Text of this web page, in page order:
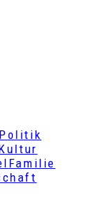
Politik
Familie